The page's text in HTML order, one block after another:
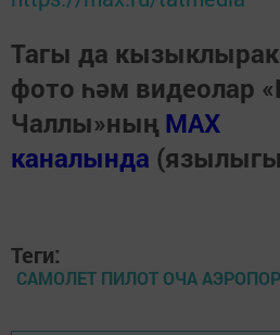
Тагы да
фото һәм видеолар
Чаллы»ның MAX
каналында
Теги:
САМОЛЕТ ПИЛОТ ОЧА